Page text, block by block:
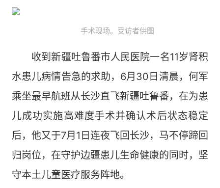
手术现场。受访者供图
收到新疆吐鲁番市人民医院一名11岁肾积
水患儿病情告急的求助，6月30日清晨，何军
乘坐最早航班从长沙直飞新疆吐鲁番，在为患
儿成功实施高难度手术并确认术后状态稳定
后，他又于7月1日连夜飞回长沙，马不停蹄回
归岗位，在守护边疆患儿生命健康的同时，坚
守本土儿童医疗服务阵地。